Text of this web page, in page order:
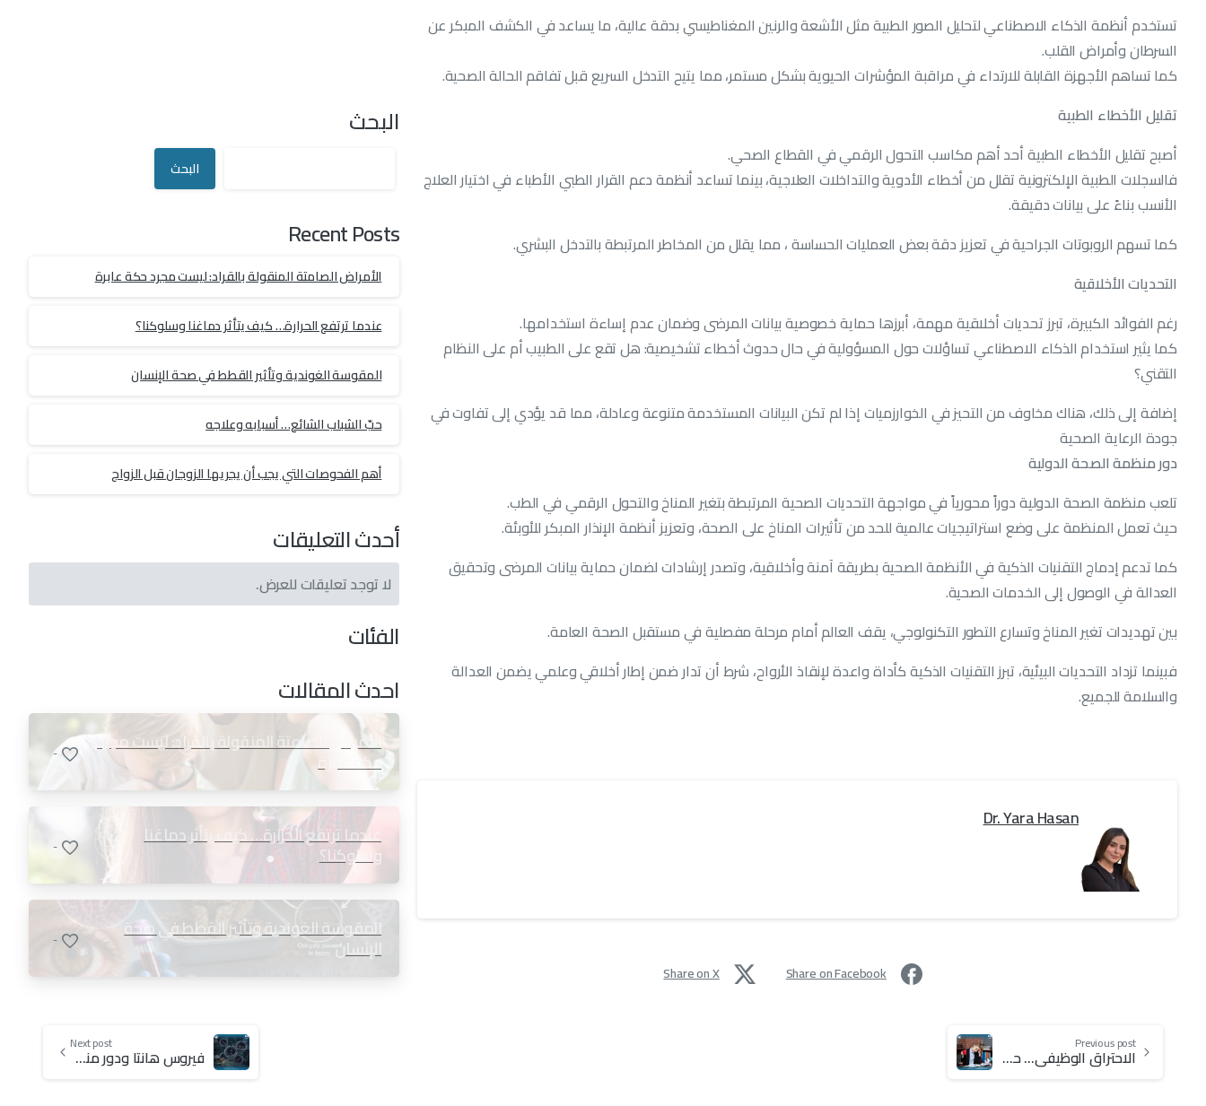
تستخدم أنظمة الذكاء الاصطناعي لتحليل الصور الطبية مثل الأشعة والرنين المغناطيسي بدقة عالية، ما يساعد في الكشف المبكر عن
السرطان وأمراض القلب.
كما تساهم الأجهزة القابلة للارتداء في مراقبة المؤشرات الحيوية بشكل مستمر، مما يتيح التدخل السريع قبل تفاقم الحالة الصحية.
تقليل الأخطاء الطبية
أصبح تقليل الأخطاء الطبية أحد أهم مكاسب التحول الرقمي في القطاع الصحي.
فالسجلات الطبية الإلكترونية تقلل من أخطاء الأدوية والتداخلات العلاجية، بينما تساعد أنظمة دعم القرار الطبي الأطباء في اختيار العلاج
الأنسب بناءً على بيانات دقيقة.
كما تسهم الروبوتات الجراحية في تعزيز دقة بعض العمليات الحساسة ، مما يقلل من المخاطر المرتبطة بالتدخل البشري.
التحديات الأخلاقية
رغم الفوائد الكبيرة، تبرز تحديات أخلاقية مهمة، أبرزها حماية خصوصية بيانات المرضى وضمان عدم إساءة استخدامها.
كما يثير استخدام الذكاء الاصطناعي تساؤلات حول المسؤولية في حال حدوث أخطاء تشخيصية: هل تقع على الطبيب أم على النظام
التقني؟
إضافة إلى ذلك، هناك مخاوف من التحيز في الخوارزميات إذا لم تكن البيانات المستخدمة متنوعة وعادلة، مما قد يؤدي إلى تفاوت في
جودة الرعاية الصحية
دور منظمة الصحة الدولية
تلعب منظمة الصحة الدولية دوراً محورياً في مواجهة التحديات الصحية المرتبطة بتغير المناخ والتحول الرقمي في الطب.
حيث تعمل المنظمة على وضع استراتيجيات عالمية للحد من تأثيرات المناخ على الصحة، وتعزيز أنظمة الإنذار المبكر للأوبئة.
كما تدعم إدماج التقنيات الذكية في الأنظمة الصحية بطريقة آمنة وأخلاقية، وتصدر إرشادات لضمان حماية بيانات المرضى وتحقيق
العدالة في الوصول إلى الخدمات الصحية.
بين تهديدات تغير المناخ وتسارع التطور التكنولوجي، يقف العالم أمام مرحلة مفصلية في مستقبل الصحة العامة.
فبينما تزداد التحديات البيئية، تبرز التقنيات الذكية كأداة واعدة لإنقاذ الأرواح، شرط أن تدار ضمن إطار أخلاقي وعلمي يضمن العدالة
والسلامة للجميع.
Dr. Yara Hasan
Share on Facebook
Share on X
البحث
البحث
Recent Posts
الأمراض الصامتة المنقولة بالقراد: ليست مجرد حكة عابرة
عندما ترتفع الحرارة… كيف يتأثر دماغنا وسلوكنا؟
المقوسة الغوندية وتأثير القطط في صحة الإنسان
حبّ الشباب الشائع… أسبابه وعلاجه
أهم الفحوصات التي يجب أن يجريها الزوجان قبل الزواج
أحدث التعليقات
لا توجد تعليقات للعرض.
الفئات
احدث المقالات
الأمراض الصامتة المنقولة بالقراد: ليست مجرد
حكة عابرة -
عندما ترتفع الحرارة… كيف يتأثر دماغنا
وسلوكنا؟ -
المقوسة الغوندية وتأثير القطط في صحة
الإنسان -
Previous post
الاحتراق الوظيفي… حين يتحول العمل إلى استنزاف صامت
Next post
فيروس هانتا ودور منظمة الصحة الدولية